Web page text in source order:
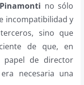
no sólo
incompatibilidad y
sino que
de que, en
papel de director
necesaria una